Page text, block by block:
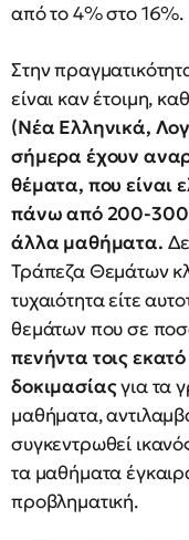
από το 4% στο 16%.
Στην
είναι καν έτοιμη,
(Νέα Ελληνικά,
σήμερα έχουν
θέματα, που είναι
πάνω από 200-300
άλλα μαθήματα.
Τράπεζα Θεμάτων
τυχαιότητα είτε
θεμάτων που σε
πενήντα τοις
δοκιμασίαςγια τα
μαθήματα,
συγκεντρωθεί
τα μαθήματα
προβληματική.